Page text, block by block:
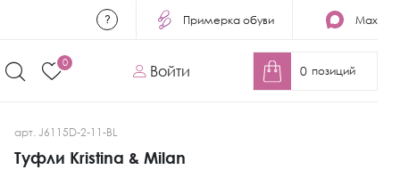
Примерка обуви Max
0
Войти 0 позиций
арт. J6115D-2-11-BL
Туфли Kristina & Milan